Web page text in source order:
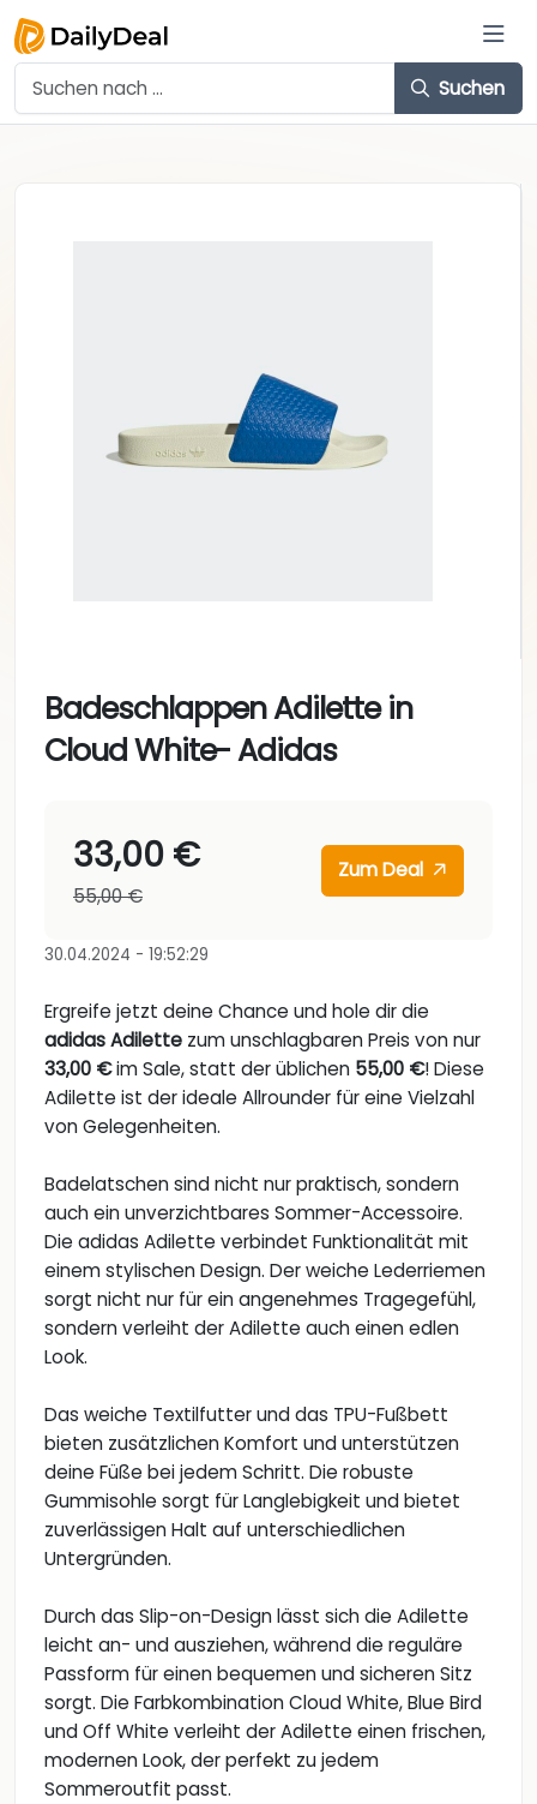
Suchen
Badeschlappen Adilette in
Cloud White- Adidas
33,00 €
55,00 €
Zum Deal
30.04.2024 - 19:52:29
Ergreife jetzt deine Chance und hole dir die
adidas Adilette zum unschlagbaren Preis von nur
33,00 €im Sale, statt der üblichen 55,00 €! Diese
Adilette ist der ideale Allrounder für eine Vielzahl
von Gelegenheiten.
Badelatschen sind nicht nur praktisch, sondern
auch ein unverzichtbares Sommer-Accessoire.
Die adidas Adilette verbindet Funktionalität mit
einem stylischen Design. Der weiche Lederriemen
sorgt nicht nur für ein angenehmes Tragegefühl,
sondern verleiht der Adilette auch einen edlen
Look.
Das weiche Textilfutter und das TPU-Fußbett
bieten zusätzlichen Komfort und unterstützen
deine Füße bei jedem Schritt. Die robuste
Gummisohle sorgt für Langlebigkeit und bietet
zuverlässigen Halt auf unterschiedlichen
Untergründen.
Durch das Slip-on-Design lässt sich die Adilette
leicht an- und ausziehen, während die reguläre
Passform für einen bequemen und sicheren Sitz
sorgt. Die Farbkombination Cloud White, Blue Bird
und Off White verleiht der Adilette einen frischen,
modernen Look, der perfekt zu jedem
Sommeroutfit passt.